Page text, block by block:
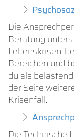
Die
Beratung
Lebenskrisen,
Bereichen und
du als
der Seite
Krisenfall.
Die Technische